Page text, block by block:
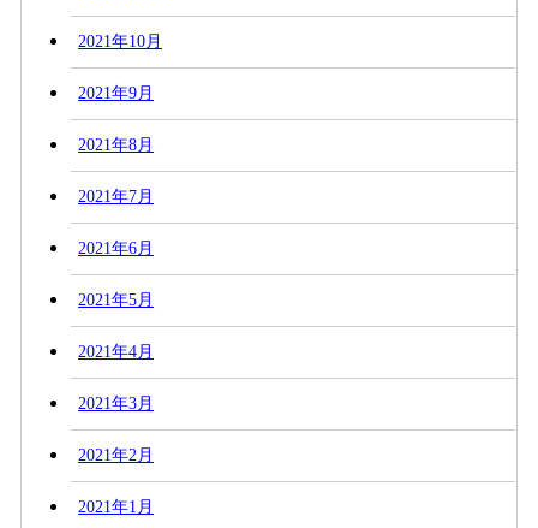
2021年10月
2021年9月
2021年8月
2021年7月
2021年6月
2021年5月
2021年4月
2021年3月
2021年2月
2021年1月